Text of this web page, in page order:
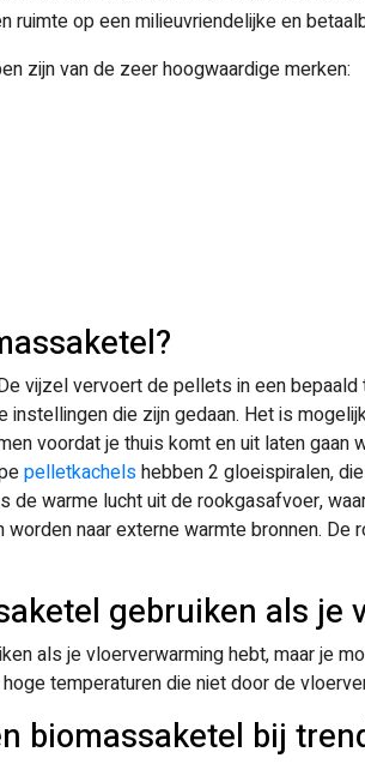
ruimte op een milieuvriendelijke en
zijn van de zeer hoogwaardige merken:
vijzel vervoert de pellets in een bepaald
die zijn gedaan. Het is
voordat je thuis komt en uit laten gaan
pelletkachelshebben 2 gloeispiralen,
warme lucht uit de rookgasafvoer,
naar externe warmte bronnen.
gebruiken als je
als je vloerverwarming hebt, maar je
temperaturen die niet door de
biomassaketel bij